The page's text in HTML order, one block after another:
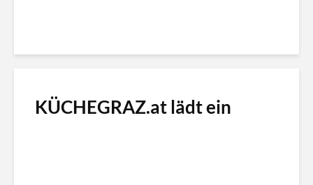
KÜCHEGRAZ.at lädt ein